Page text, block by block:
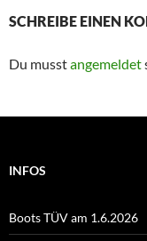
SCHREIBE EINEN
Du musstangemeldet
INFOS
Boots TÜV am 1.6.2026